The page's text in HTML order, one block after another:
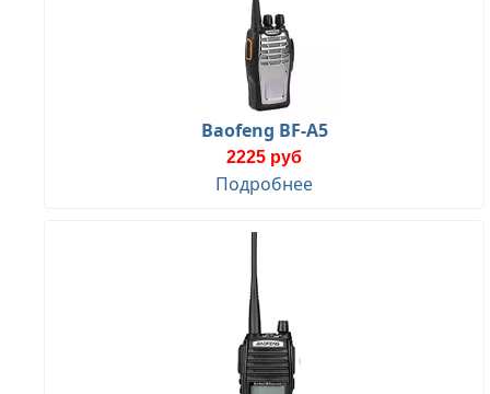
Baofeng BF-A5
2225 руб
Подробнее